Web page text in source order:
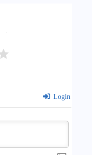
Login